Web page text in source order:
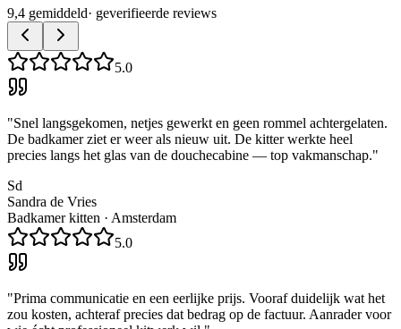
9,4 gemiddeld· geverifieerde reviews
5.0
"Snel langsgekomen, netjes gewerkt en geen rommel achtergelaten.
De badkamer ziet er weer als nieuw uit. De kitter werkte heel
precies langs het glas van de douchecabine — top vakmanschap."
Sd
Sandra de Vries
Badkamer kitten · Amsterdam
5.0
"Prima communicatie en een eerlijke prijs. Vooraf duidelijk wat het
zou kosten, achteraf precies dat bedrag op de factuur. Aanrader voor